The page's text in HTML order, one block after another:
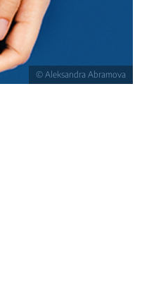
© Aleksandra Abramova